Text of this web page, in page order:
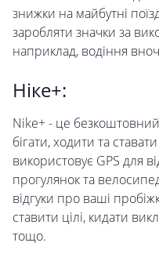
знижки на майбутні
заробляти значки за
наприклад, водіння
Ніке+:
Nike+ - це
бігати, ходити та
використовує GPS для
прогулянок та
відгуки про ваші
ставити цілі, кидати
тощо.